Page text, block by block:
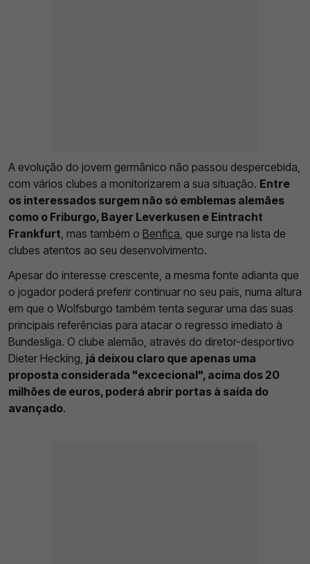
A evolução do jovem germânico não passou despercebida,
com vários clubes a monitorizarem a sua situação. Entre
os interessados surgem não só emblemas alemães
como o Friburgo, Bayer Leverkusen e Eintracht
Frankfurt, mas também o Benfica, que surge na lista de
clubes atentos ao seu desenvolvimento.
Apesar do interesse crescente, a mesma fonte adianta que
o jogador poderá preferir continuar no seu país, numa altura
em que o Wolfsburgo também tenta segurar uma das suas
principais referências para atacar o regresso imediato à
Bundesliga. O clube alemão, através do diretor-desportivo
Dieter Hecking, já deixou claro que apenas uma
proposta considerada "excecional", acima dos 20
milhões de euros, poderá abrir portas à saída do
avançado.